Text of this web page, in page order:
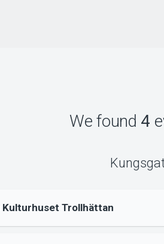
We found 4
Kulturhuset Trollhättan